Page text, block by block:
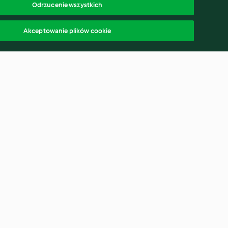
Odrzucenie wszystkich
Akceptowanie plików cookie